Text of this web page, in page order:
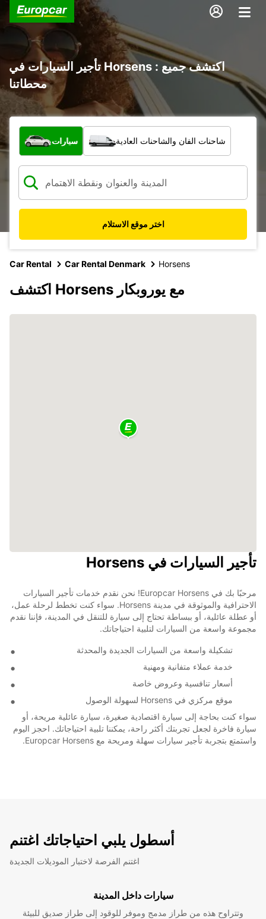
تأجير السيارات في Horsens : اكتشف جميع
محطاتنا
ما نوع المركبة؟
سيارات شاحنات الفان والشاحنات العادية
اختر موقع الاستلام
Car Rental Car Rental Denmark Horsens
اكتشف Horsens مع يوروبكار
تأجير السيارات في Horsens
مرحبًا بك في Europcar Horsens! نحن نقدم خدمات تأجير السيارات
الاحترافية والموثوقة في مدينة Horsens. سواء كنت تخطط لرحلة عمل،
أو عطلة عائلية، أو ببساطة تحتاج إلى سيارة للتنقل في المدينة، فإننا نقدم
مجموعة واسعة من السيارات لتلبية احتياجاتك.
تشكيلة واسعة من السيارات الجديدة والمحدثة
خدمة عملاء متفانية ومهنية
أسعار تنافسية وعروض خاصة
موقع مركزي في Horsens لسهولة الوصول
سواء كنت بحاجة إلى سيارة اقتصادية صغيرة، سيارة عائلية مريحة، أو
سيارة فاخرة لجعل تجربتك أكثر راحة، يمكننا تلبية احتياجاتك. احجز اليوم
واستمتع بتجربة تأجير سيارات سهلة ومريحة مع Europcar Horsens.
أسطول يلبي احتياجاتك اغتنم
اغتنم الفرصة لاختبار الموديلات الجديدة
سيارات داخل المدينة
وتتراوح هذه من طراز مدمج وموفر للوقود إلى طراز صديق للبيئة